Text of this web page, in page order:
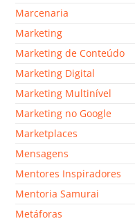
Marcenaria
Marketing
Marketing de Conteúdo
Marketing Digital
Marketing Multinível
Marketing no Google
Marketplaces
Mensagens
Mentores Inspiradores
Mentoria Samurai
Metáforas